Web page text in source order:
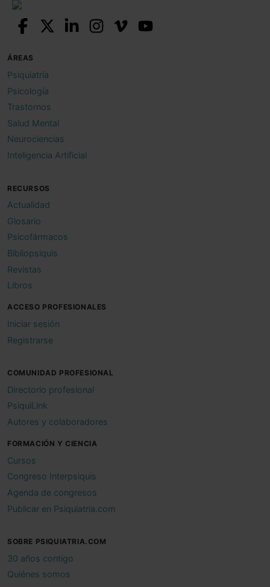
ÁREAS
Psiquiatría
Psicología
Trastornos
Salud Mental
Neurociencias
Inteligencia Artificial
RECURSOS
Actualidad
Glosario
Psicofármacos
Bibliopsiquis
Revistas
Libros
ACCESO PROFESIONALES
Iniciar sesión
Registrarse
COMUNIDAD PROFESIONAL
Directorio profesional
PsiquiLink
Autores y colaboradores
FORMACIÓN Y CIENCIA
Cursos
Congreso Interpsiquis
Agenda de congresos
Publicar en Psiquiatria.com
SOBRE PSIQUIATRIA.COM
30 años contigo
Quiénes somos